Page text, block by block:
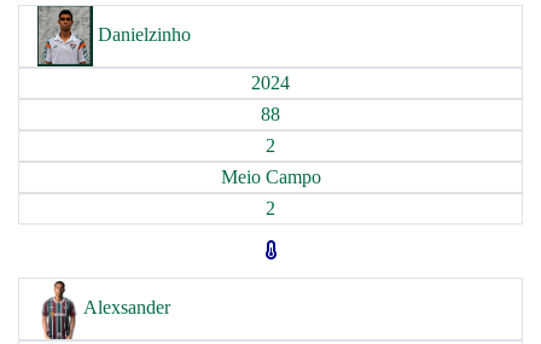
Danielzinho
2024
88
2
Meio Campo
2
Alexsander